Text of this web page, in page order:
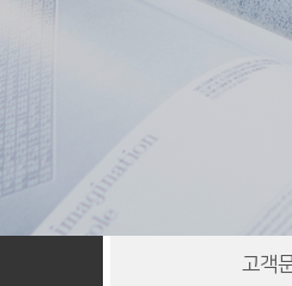
산업재산권
고객